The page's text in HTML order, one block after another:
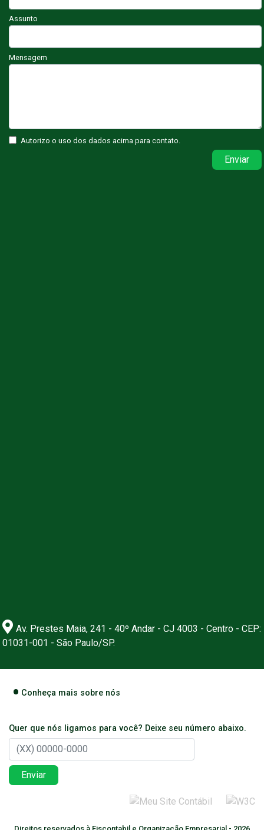
Assunto
Mensagem
Autorizo o uso dos dados acima para contato.
Enviar
Av. Prestes Maia, 241 - 40º Andar - CJ 4003 - Centro - CEP:
01031-001 - São Paulo/SP.
Conheça mais sobre nós
Quer que nós ligamos para você? Deixe seu número abaixo.
Enviar